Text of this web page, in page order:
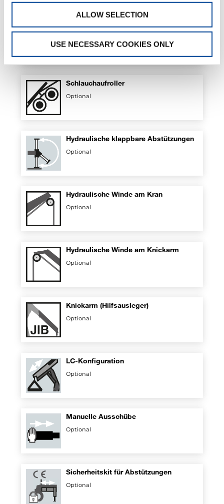
ALLOW SELECTION
USE NECESSARY COOKIES ONLY
Halterungen für Hydraulikschläuche
Optional
Schlauchaufroller
Optional
Hydraulische klappbare Abstützungen
Optional
Hydraulische Winde am Kran
Optional
Hydraulische Winde am Knickarm
Optional
Knickarm (Hilfsausleger)
Optional
LC-Konfiguration
Optional
Manuelle Ausschübe
Optional
Sicherheitskit für Abstützungen
Optional